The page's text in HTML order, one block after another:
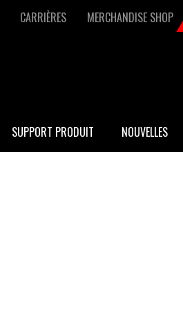
CARRIÈRES MERCHANDISE SHOP
SUPPORT PRODUIT NOUVELLES